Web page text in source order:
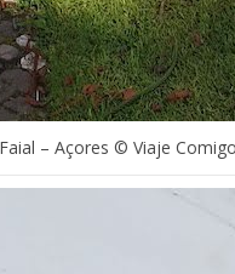
– Açores © Viaje